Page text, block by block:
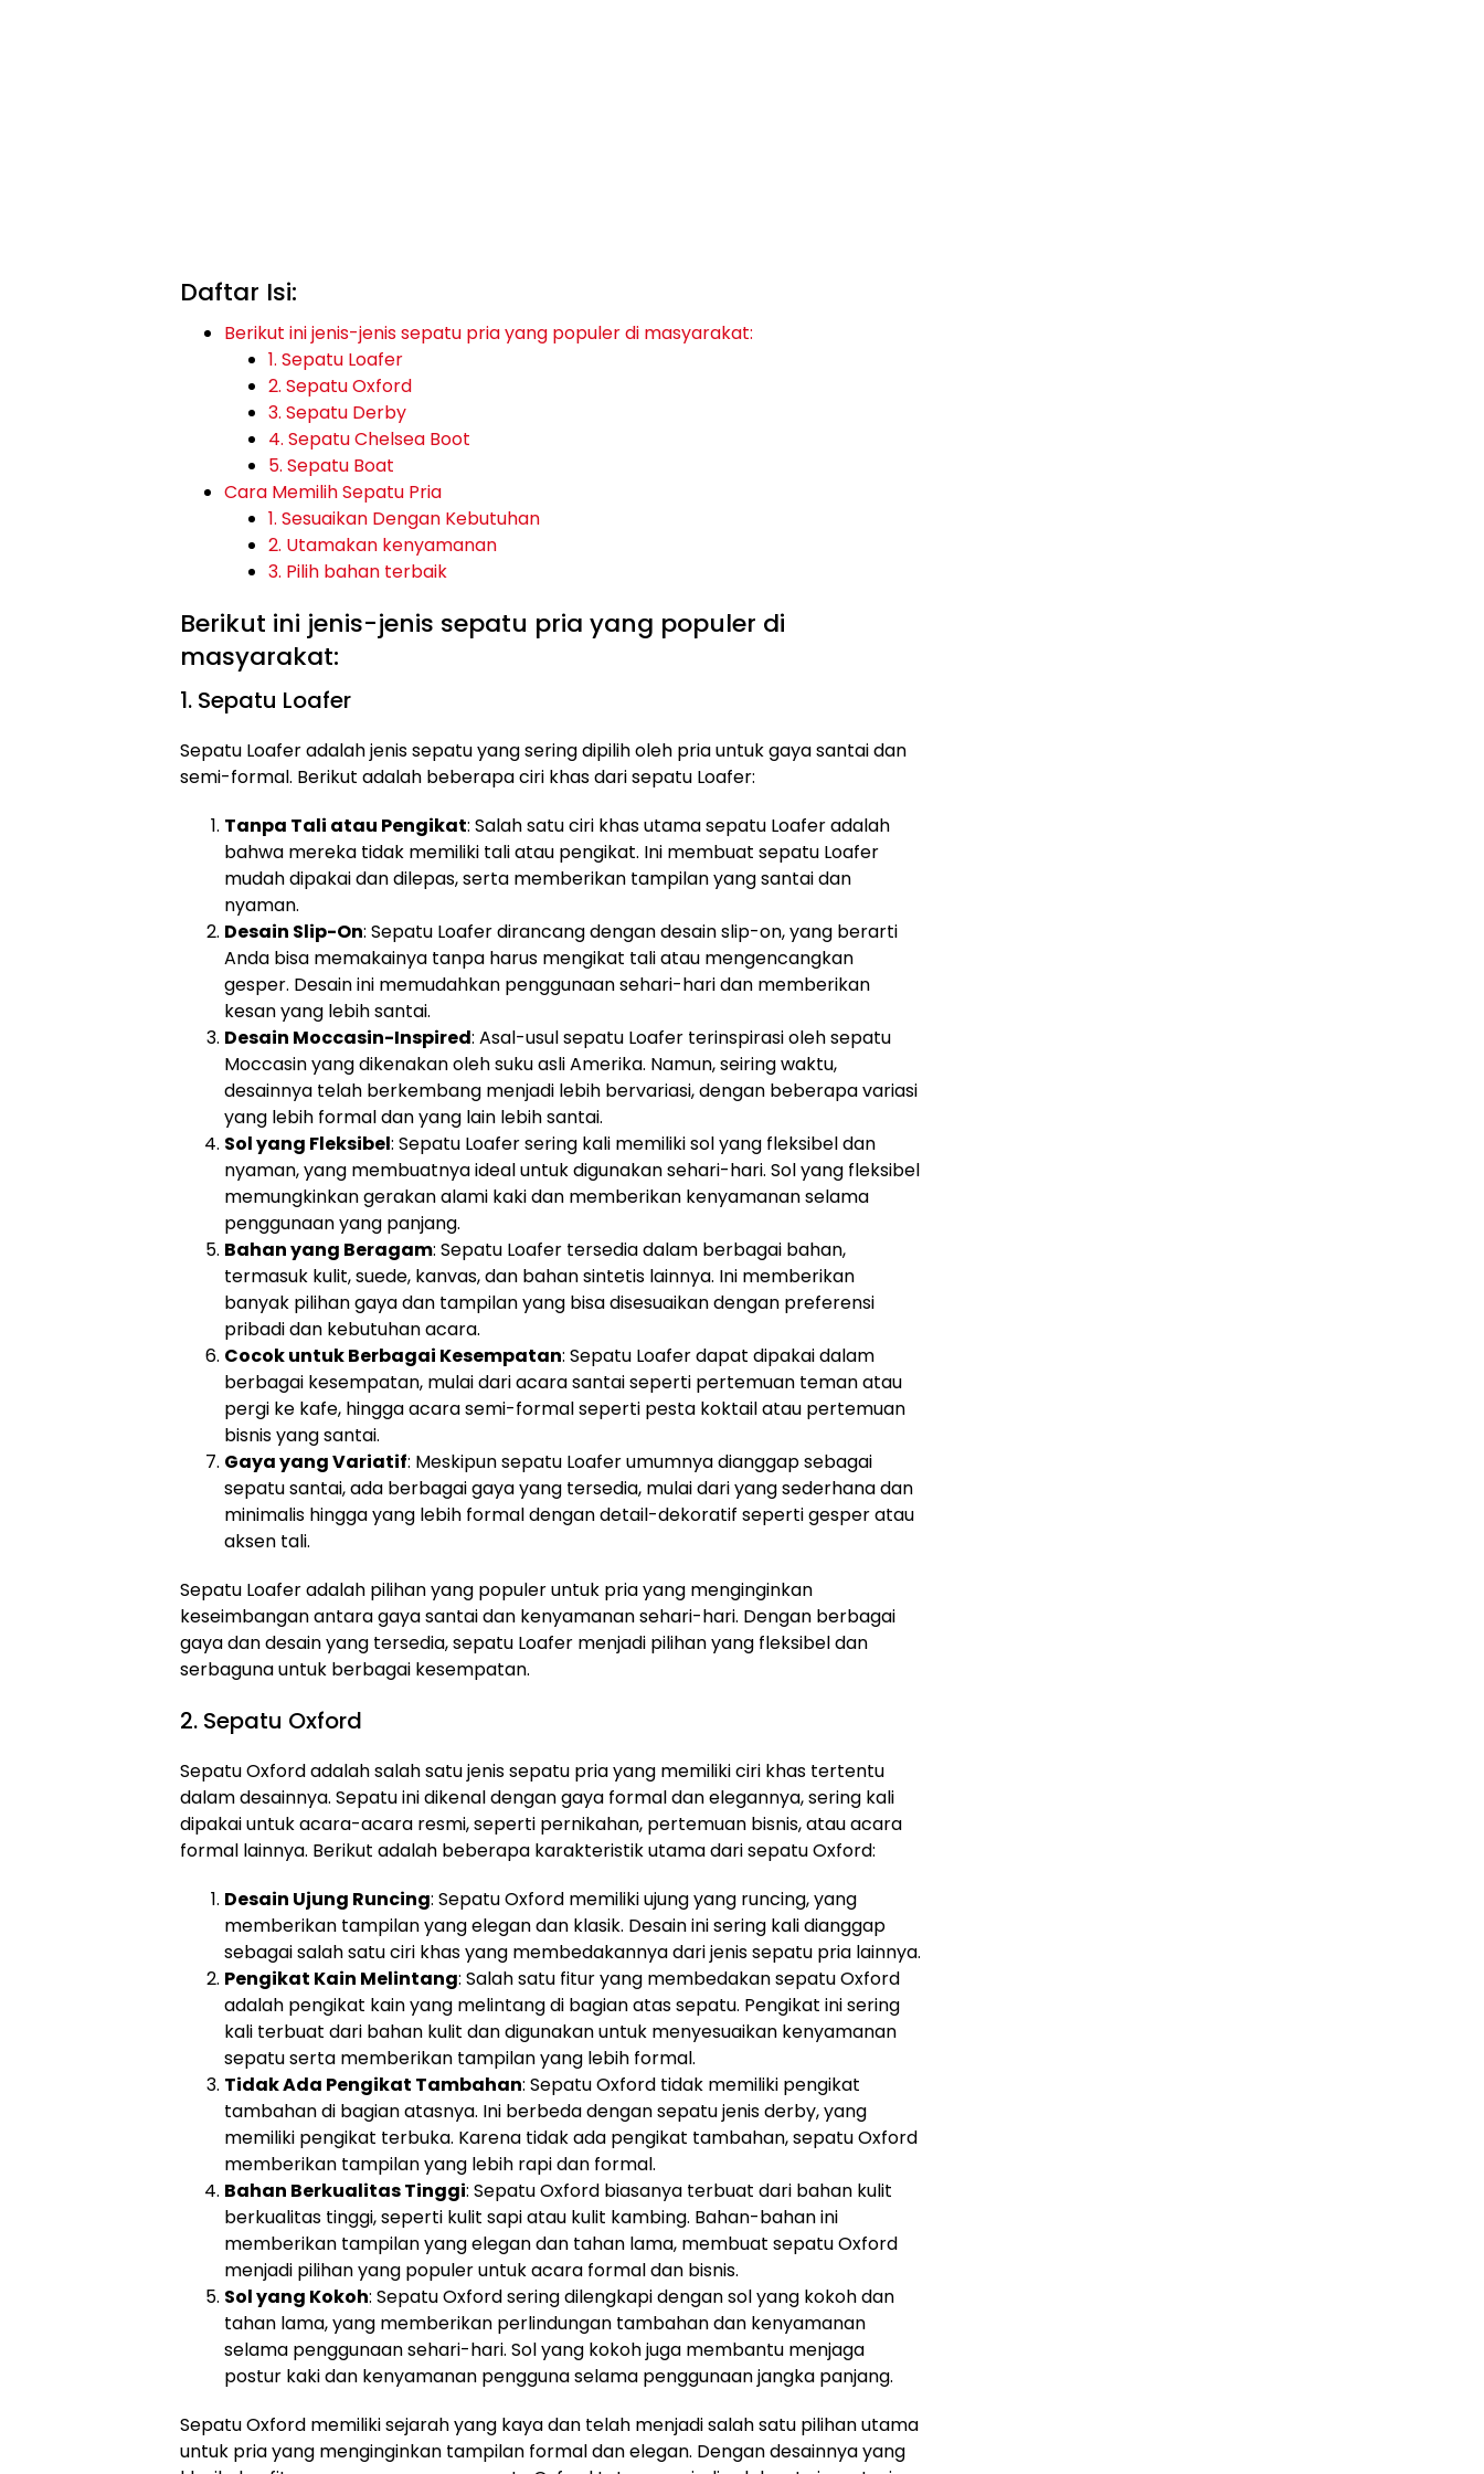
Daftar Isi:
Berikut ini jenis-jenis sepatu pria yang populer di masyarakat:
1. Sepatu Loafer
2. Sepatu Oxford
3. Sepatu Derby
4. Sepatu Chelsea Boot
5. Sepatu Boat
Cara Memilih Sepatu Pria
1. Sesuaikan Dengan Kebutuhan
2. Utamakan kenyamanan
3. Pilih bahan terbaik
Berikut ini jenis-jenis sepatu pria yang populer di
masyarakat:
1. Sepatu Loafer
Sepatu Loafer adalah jenis sepatu yang sering dipilih oleh pria untuk gaya santai dan
semi-formal. Berikut adalah beberapa ciri khas dari sepatu Loafer:
Tanpa Tali atau Pengikat: Salah satu ciri khas utama sepatu Loafer adalah
bahwa mereka tidak memiliki tali atau pengikat. Ini membuat sepatu Loafer
mudah dipakai dan dilepas, serta memberikan tampilan yang santai dan
nyaman.
Desain Slip-On: Sepatu Loafer dirancang dengan desain slip-on, yang berarti
Anda bisa memakainya tanpa harus mengikat tali atau mengencangkan
gesper. Desain ini memudahkan penggunaan sehari-hari dan memberikan
kesan yang lebih santai.
Desain Moccasin-Inspired: Asal-usul sepatu Loafer terinspirasi oleh sepatu
Moccasin yang dikenakan oleh suku asli Amerika. Namun, seiring waktu,
desainnya telah berkembang menjadi lebih bervariasi, dengan beberapa variasi
yang lebih formal dan yang lain lebih santai.
Sol yang Fleksibel: Sepatu Loafer sering kali memiliki sol yang fleksibel dan
nyaman, yang membuatnya ideal untuk digunakan sehari-hari. Sol yang fleksibel
memungkinkan gerakan alami kaki dan memberikan kenyamanan selama
penggunaan yang panjang.
Bahan yang Beragam: Sepatu Loafer tersedia dalam berbagai bahan,
termasuk kulit, suede, kanvas, dan bahan sintetis lainnya. Ini memberikan
banyak pilihan gaya dan tampilan yang bisa disesuaikan dengan preferensi
pribadi dan kebutuhan acara.
Cocok untuk Berbagai Kesempatan: Sepatu Loafer dapat dipakai dalam
berbagai kesempatan, mulai dari acara santai seperti pertemuan teman atau
pergi ke kafe, hingga acara semi-formal seperti pesta koktail atau pertemuan
bisnis yang santai.
Gaya yang Variatif: Meskipun sepatu Loafer umumnya dianggap sebagai
sepatu santai, ada berbagai gaya yang tersedia, mulai dari yang sederhana dan
minimalis hingga yang lebih formal dengan detail-dekoratif seperti gesper atau
aksen tali.
Sepatu Loafer adalah pilihan yang populer untuk pria yang menginginkan
keseimbangan antara gaya santai dan kenyamanan sehari-hari. Dengan berbagai
gaya dan desain yang tersedia, sepatu Loafer menjadi pilihan yang fleksibel dan
serbaguna untuk berbagai kesempatan.
2. Sepatu Oxford
Sepatu Oxford adalah salah satu jenis sepatu pria yang memiliki ciri khas tertentu
dalam desainnya. Sepatu ini dikenal dengan gaya formal dan elegannya, sering kali
dipakai untuk acara-acara resmi, seperti pernikahan, pertemuan bisnis, atau acara
formal lainnya. Berikut adalah beberapa karakteristik utama dari sepatu Oxford:
Desain Ujung Runcing: Sepatu Oxford memiliki ujung yang runcing, yang
memberikan tampilan yang elegan dan klasik. Desain ini sering kali dianggap
sebagai salah satu ciri khas yang membedakannya dari jenis sepatu pria lainnya.
Pengikat Kain Melintang: Salah satu fitur yang membedakan sepatu Oxford
adalah pengikat kain yang melintang di bagian atas sepatu. Pengikat ini sering
kali terbuat dari bahan kulit dan digunakan untuk menyesuaikan kenyamanan
sepatu serta memberikan tampilan yang lebih formal.
Tidak Ada Pengikat Tambahan: Sepatu Oxford tidak memiliki pengikat
tambahan di bagian atasnya. Ini berbeda dengan sepatu jenis derby, yang
memiliki pengikat terbuka. Karena tidak ada pengikat tambahan, sepatu Oxford
memberikan tampilan yang lebih rapi dan formal.
Bahan Berkualitas Tinggi: Sepatu Oxford biasanya terbuat dari bahan kulit
berkualitas tinggi, seperti kulit sapi atau kulit kambing. Bahan-bahan ini
memberikan tampilan yang elegan dan tahan lama, membuat sepatu Oxford
menjadi pilihan yang populer untuk acara formal dan bisnis.
Sol yang Kokoh: Sepatu Oxford sering dilengkapi dengan sol yang kokoh dan
tahan lama, yang memberikan perlindungan tambahan dan kenyamanan
selama penggunaan sehari-hari. Sol yang kokoh juga membantu menjaga
postur kaki dan kenyamanan pengguna selama penggunaan jangka panjang.
Sepatu Oxford memiliki sejarah yang kaya dan telah menjadi salah satu pilihan utama
untuk pria yang menginginkan tampilan formal dan elegan. Dengan desainnya yang